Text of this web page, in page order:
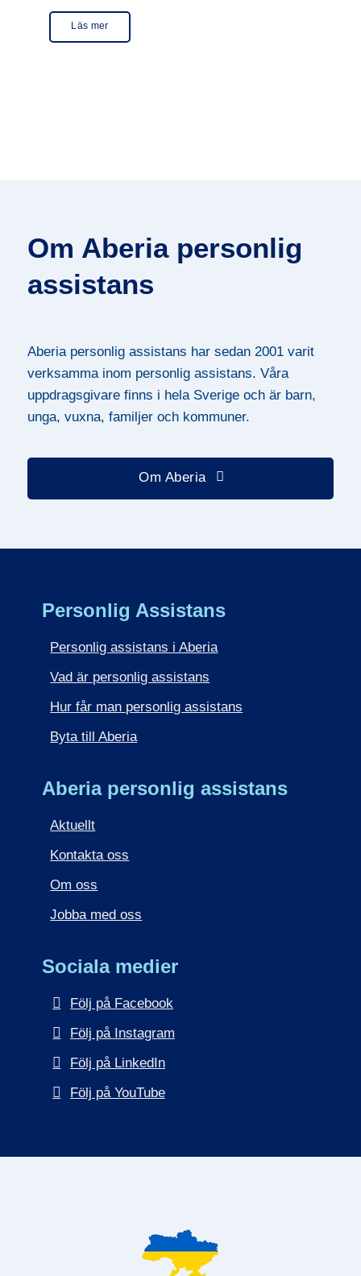
Läs mer
Om Aberia personlig
assistans
Aberia personlig assistans har sedan 2001 varit
verksamma inom personlig assistans. Våra
uppdragsgivare finns i hela Sverige och är barn,
unga, vuxna, familjer och kommuner.
Om Aberia
Personlig Assistans
Personlig assistans i Aberia
Vad är personlig assistans
Hur får man personlig assistans
Byta till Aberia
Aberia personlig assistans
Aktuellt
Kontakta oss
Om oss
Jobba med oss
Sociala medier
Följ på Facebook
Följ på Instagram
Följ på LinkedIn
Följ på YouTube